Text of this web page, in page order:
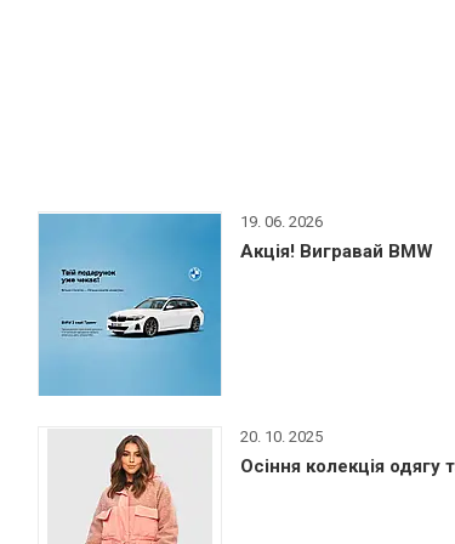
19. 06. 2026
Акція! Вигравай BMW
20. 10. 2025
Осіння колекція одягу